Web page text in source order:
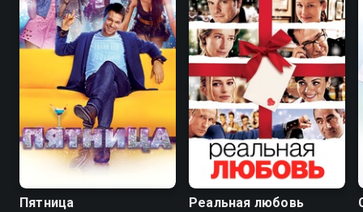
Пятница Реальная любовь